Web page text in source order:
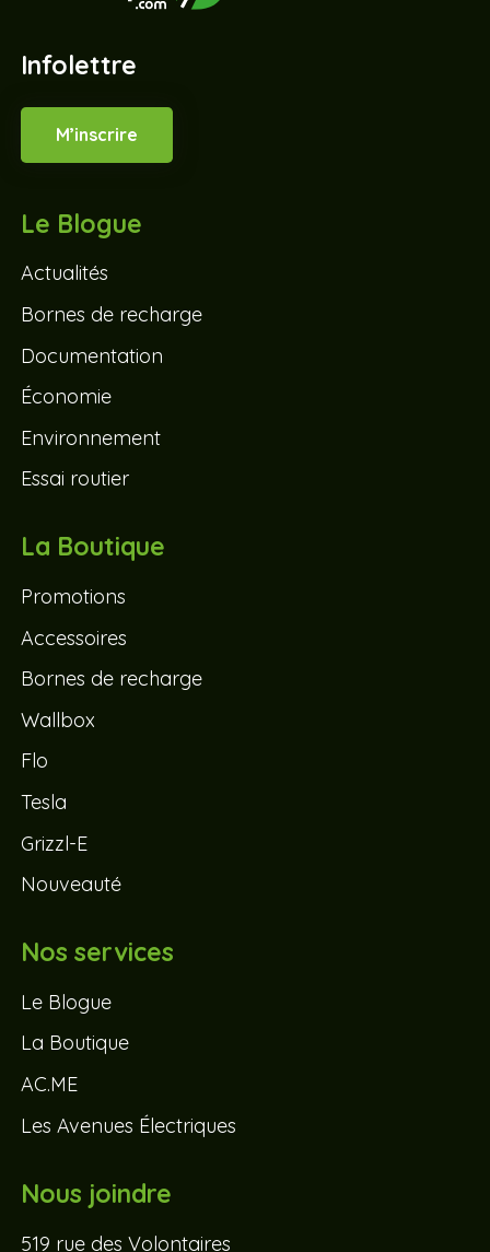
Infolettre
M’inscrire
Le Blogue
Actualités
Bornes de recharge
Documentation
Économie
Environnement
Essai routier
La Boutique
Promotions
Accessoires
Bornes de recharge
Wallbox
Flo
Tesla
Grizzl-E
Nouveauté
Nos services
Le Blogue
La Boutique
AC.ME
Les Avenues Électriques
Nous joindre
519 rue des Volontaires